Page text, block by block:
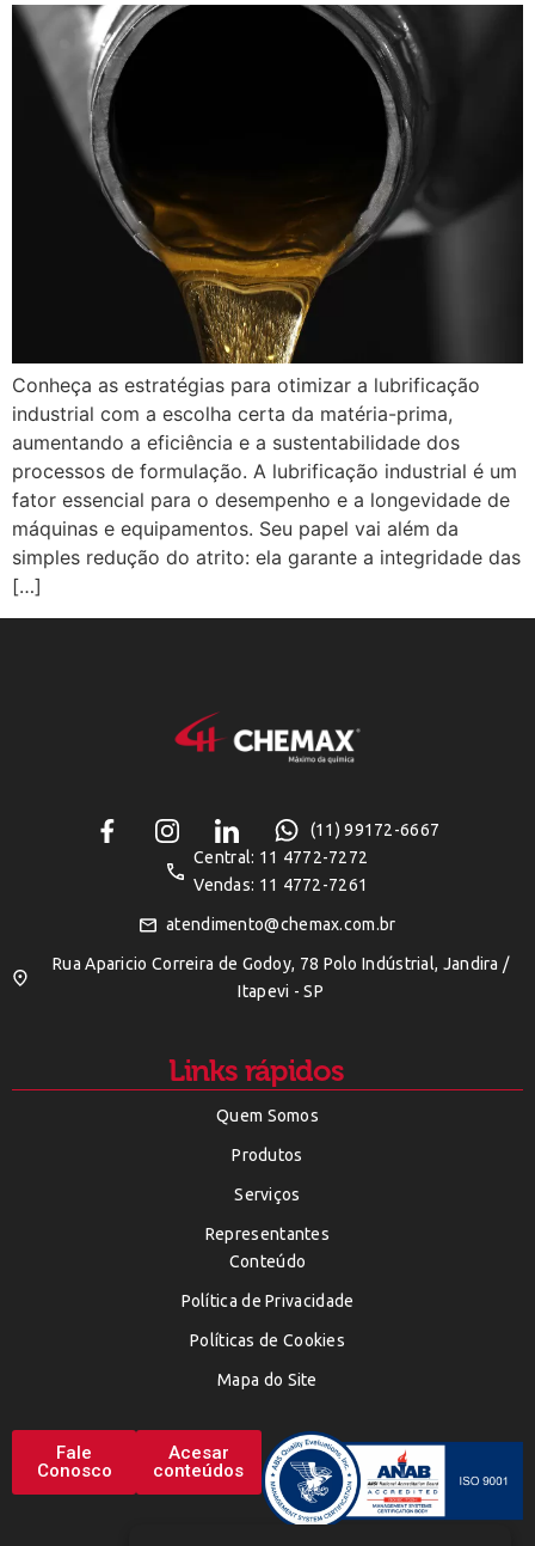
Conheça as estratégias para otimizar a lubrificação
industrial com a escolha certa da matéria-prima,
aumentando a eficiência e a sustentabilidade dos
processos de formulação. A lubrificação industrial é um
fator essencial para o desempenho e a longevidade de
máquinas e equipamentos. Seu papel vai além da
simples redução do atrito: ela garante a integridade das
[…]
(11) 99172-6667
Central: 11 4772-7272
Vendas: 11 4772-7261
atendimento@chemax.com.br
Rua Aparicio Correira de Godoy, 78 Polo Indústrial, Jandira /
Itapevi - SP
Links rápidos
Quem Somos
Produtos
Serviços
Representantes
Conteúdo
Política de Privacidade
Políticas de Cookies
Mapa do Site
Fale
Conosco
Acesar
conteúdos